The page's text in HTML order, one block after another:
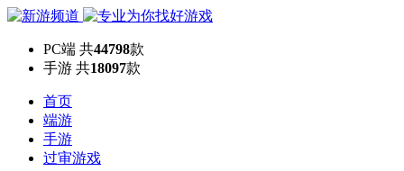
PC端 共44798款
手游 共18097款
首页
端游
手游
过审游戏